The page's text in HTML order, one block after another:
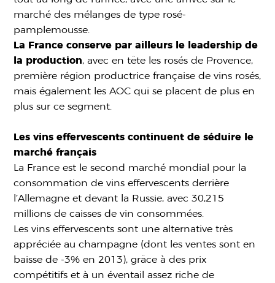
marché des mélanges de type rosé-
pamplemousse.
La France conserve par ailleurs le leadership de
la production, avec en tête les rosés de Provence,
première région productrice française de vins rosés,
mais également les AOC qui se placent de plus en
plus sur ce segment.
Les vins effervescents continuent de séduire le
marché français
La France est le second marché mondial pour la
consommation de vins effervescents derrière
l’Allemagne et devant la Russie, avec 30,215
millions de caisses de vin consommées.
Les vins effervescents sont une alternative très
appréciée au champagne (dont les ventes sont en
baisse de -3% en 2013), grâce à des prix
compétitifs et à un éventail assez riche de